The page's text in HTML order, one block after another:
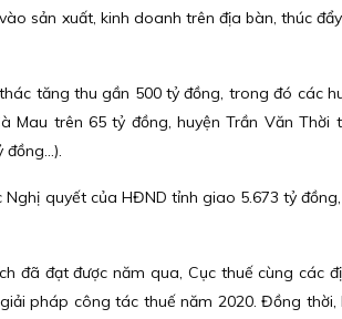
sản xuất, kinh doanh trên địa bàn, thúc
tăng thu gần 500 tỷ đồng, trong đó các
trên 65 tỷ đồng, huyện Trần Văn Thời
quyết của HĐND tỉnh giao 5.673 tỷ
đã đạt được năm qua, Cục thuế cùng các
pháp công tác thuế năm 2020. Đồng